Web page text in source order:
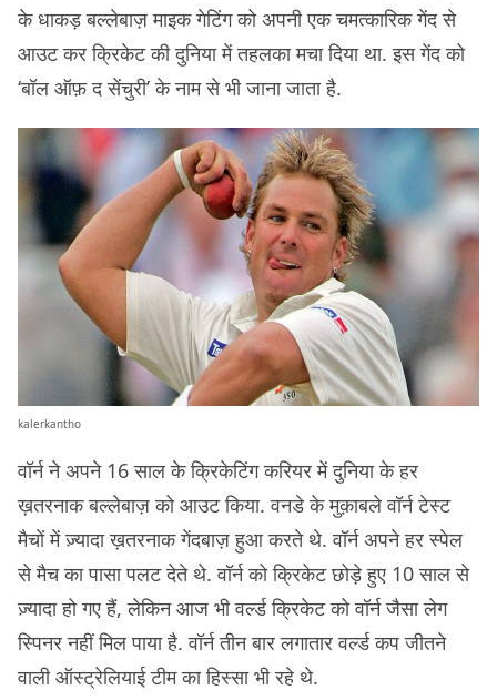
के धाकड़ बल्लेबाज़ माइक गेटिंग को अपनी एक चमत्कारिक गेंद से
आउट कर क्रिकेट की दुनिया में तहलका मचा दिया था. इस गेंद को
‘बॉल ऑफ़ द सेंचुरी’ के नाम से भी जाना जाता है.
kalerkantho
वॉर्न ने अपने 16 साल के क्रिकेटिंग करियर में दुनिया के हर
ख़तरनाक बल्लेबाज़ को आउट किया. वनडे के मुक़ाबले वॉर्न टेस्ट
मैचों में ज़्यादा ख़तरनाक गेंदबाज़ हुआ करते थे. वॉर्न अपने हर स्पेल
से मैच का पासा पलट देते थे. वॉर्न को क्रिकेट छोड़े हुए 10 साल से
ज़्यादा हो गए हैं, लेकिन आज भी वर्ल्ड क्रिकेट को वॉर्न जैसा लेग
स्पिनर नहीं मिल पाया है. वॉर्न तीन बार लगातार वर्ल्ड कप जीतने
वाली ऑस्ट्रेलियाई टीम का हिस्सा भी रहे थे.